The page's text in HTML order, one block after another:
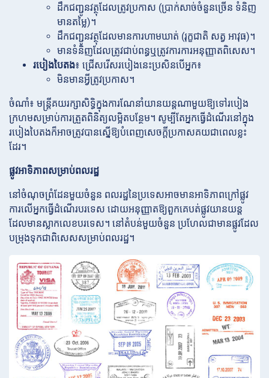
ដឹកជញ្ជូនវត្ថុដែលត្រូវប្រកាស (ប្រាក់សាច់ចំនួនច្រើន ទំនិញ
មានតម្លៃ)។
ដឹកជញ្ជូនវត្ថុដែលមានការហាមឃាត់ (រុក្ខជាតិ សត្វ អាវុធ)។
មានទំនិញដែលត្រូវជាប់ពន្ធឬត្រូវការការអនុញ្ញាតពិសេស។
របៀងបៃតង៖ ជ្រើសរើសរបៀងនេះប្រសិនបើអ្នក៖
មិនមានអ្វីត្រូវប្រកាស។
ចំណាំ៖ មន្ត្រីគយរក្សាសិទ្ធិក្នុងការណែនាំយានយន្តណាមួយឱ្យទៅរបៀង
ក្រហមសម្រាប់ការត្រួតពិនិត្យលម្អិតបន្ថែម។ សូម្បីតែអ្នកធ្វើដំណើរនៅក្នុង
របៀងបៃតងក៏អាចត្រូវបានស្នើឱ្យបំពេញសេចក្តីប្រកាសគយជាពេលខ្លះ
ដែរ។
ផ្លូវអាទិភាពសម្រាប់ពលរដ្ឋ
នៅចំណុចព្រំដែនមួយចំនួន ពលរដ្ឋនៃប្រទេសអាចមានអាទិភាពក្រៅផ្លូវ
ការលើអ្នកធ្វើដំណើរបរទេស ដោយអនុញ្ញាតឱ្យពួកគេបត់ផ្លូវយានយន្ត
ដែលមានស្លាកលេខបរទេស។ នៅតំបន់មួយចំនួន ប្រហែលជាមានផ្លូវដែល
បម្រុងទុកជាពិសេសសម្រាប់ពលរដ្ឋ។